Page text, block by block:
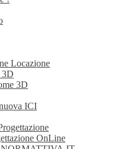
Locazione
3D
3D
ICI
OnLine